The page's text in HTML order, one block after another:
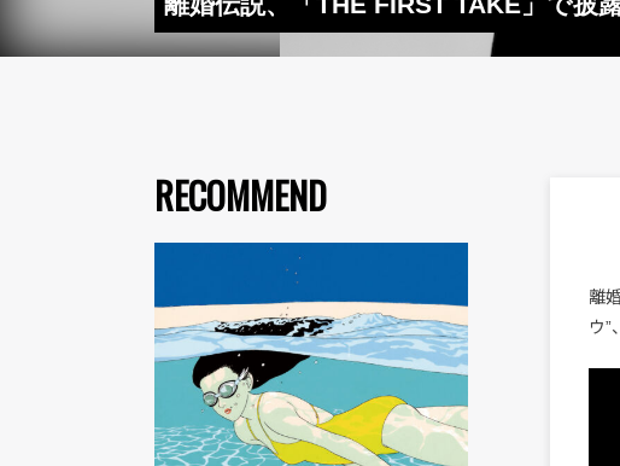
RECOMMEND
離
ウ”